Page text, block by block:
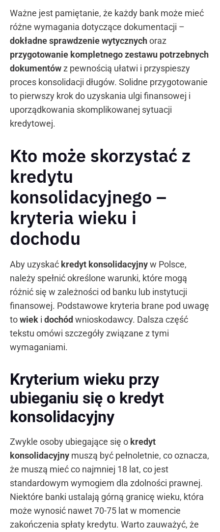
Ważne jest pamiętanie, że każdy bank może mieć
różne wymagania dotyczące dokumentacji –
dokładne sprawdzenie wytycznychoraz
przygotowanie kompletnego zestawu potrzebnych
dokumentówz pewnością ułatwi i przyspieszy
proces konsolidacji długów. Solidne przygotowanie
to pierwszy krok do uzyskania ulgi finansowej i
uporządkowania skomplikowanej sytuacji
kredytowej.
Kto może skorzystać z
kredytu
konsolidacyjnego –
kryteria wieku i
dochodu
Aby uzyskać kredyt konsolidacyjnyw Polsce,
należy spełnić określone warunki, które mogą
różnić się w zależności od banku lub instytucji
finansowej. Podstawowe kryteria brane pod uwagę
towiek i dochódwnioskodawcy. Dalsza część
tekstu omówi szczegóły związane z tymi
wymaganiami.
Kryterium wieku przy
ubieganiu się o kredyt
konsolidacyjny
Zwykle osoby ubiegające się o kredyt
konsolidacyjny muszą być pełnoletnie, co oznacza,
że muszą mieć co najmniej 18 lat, co jest
standardowym wymogiem dla zdolności prawnej.
Niektóre banki ustalają górną granicę wieku, która
może wynosić nawet 70-75 lat w momencie
zakończenia spłaty kredytu. Warto zauważyć, że